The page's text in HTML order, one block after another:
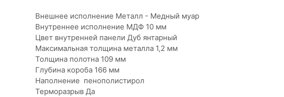
Внешнее исполнение Металл - Медный муар
Внутреннее исполнение МДФ 10 мм
Цвет внутренней панели Дуб янтарный
Максимальная толщина металла 1,2 мм
Толщина полотна 109 мм
Глубина короба 166 мм
Наполнение пенополистирол
Терморазрыв Да